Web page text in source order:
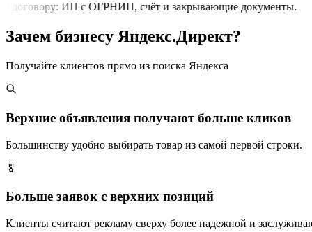
договору: ИП с ОГРНИП, счёт и закрывающие документы.
Зачем бизнесу Яндекс.Директ?
Получайте клиентов прямо из поиска Яндекса
Верхние объявления получают больше кликов
Большинству удобно выбирать товар из самой первой строки.
Больше заявок с верхних позиций
Клиенты считают рекламу сверху более надежной и